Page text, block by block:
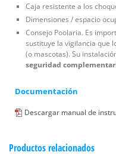
Caja resistente a los
Dimensiones / espacio
Consejo Poolaria. Es
sustituye la vigilancia que
(o mascotas). Su
seguridad
Documentación
Descargar manual de
Productos relacionados